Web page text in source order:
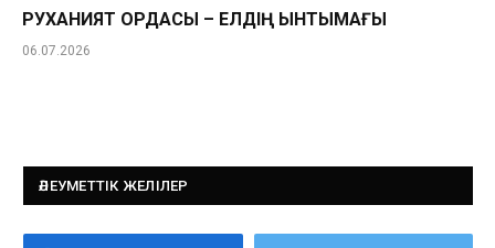
РУХАНИЯТ ОРДАСЫ – ЕЛДІҢ ЫНТЫМАҒЫ
06.07.2026
ӘЛЕУМЕТТІК ЖЕЛІЛЕР